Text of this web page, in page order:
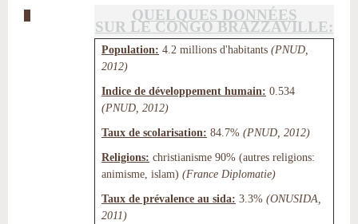
QUELQUES DONNÉES
SUR LE CONGO BRAZZAVILLE:
Population: 4.2 millions d'habitants (PNUD,
2012)
Indice de développement humain: 0.534
(PNUD, 2012)
Taux de scolarisation: 84.7% (PNUD, 2012)
Religions: christianisme 90% (autres religions:
animisme, islam) (France Diplomatie)
Taux de prévalence au sida: 3.3% (ONUSIDA,
2011)